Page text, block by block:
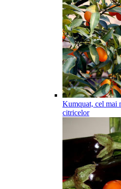
Kumquat, cel mai
citricelor